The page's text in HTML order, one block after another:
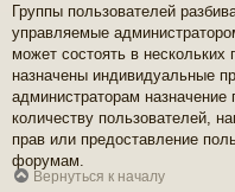
Группы пользователей
управляемые
может состоять в нескольких
назначены индивидуальные
администраторам
количеству пользователей,
прав или предоставление
форумам.
Вернуться к началу